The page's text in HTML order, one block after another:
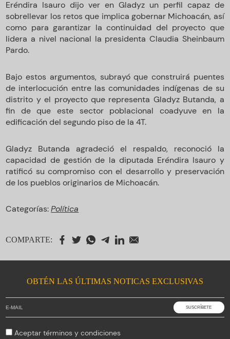
Eréndira Isauro dijo ver en Gladyz un perfil capaz de
sobrellevar los retos que implica gobernar Michoacán, así
como para garantizar la continuidad del proyecto que
lidera a nivel nacional la presidenta Claudia Sheinbaum
Pardo.
Bajo estos argumentos, subrayó que construirá puentes
de interlocución entre las comunidades indígenas de su
distrito y el proyecto que representa Gladyz Butanda, a
fin de que este sector poblacional coadyuve en la
edificación del segundo piso de la 4T.
Gladyz Butanda agradeció el respaldo, reconoció la
capacidad de gestión de la diputada Eréndira Isauro y
ratificó su compromiso con el desarrollo y preservación
de los pueblos originarios de Michoacán.
Categorías:Política
COMPARTE:
OBTÉN LAS ÚLTIMAS NOTICAS EXCLUSIVAS
Aceptartérminos y condiciones